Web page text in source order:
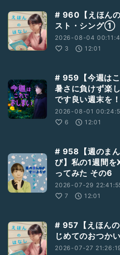
# 960【えほん
スト・シング①
2026-08-04
3
12:01
# 959【今週はこ
暑さに負けず楽
です良い週末を！
2026-08-01
6
12:01
# 958【週のま
び】私の1週間を
ってみた その6
2026-07-29
7
12:01
# 957【えほん
じめてのおつかい
2026-07-27